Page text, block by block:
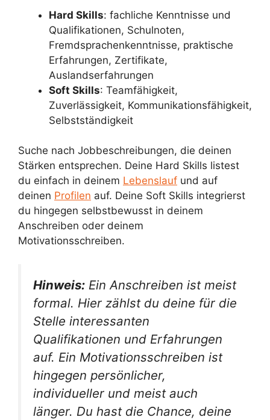
Hard Skills: fachliche Kenntnisse und
Qualifikationen, Schulnoten,
Fremdsprachenkenntnisse, praktische
Erfahrungen, Zertifikate,
Auslandserfahrungen
Soft Skills: Teamfähigkeit,
Zuverlässigkeit, Kommunikationsfähigkeit,
Selbstständigkeit
Suche nach Jobbeschreibungen, die deinen
Stärken entsprechen. Deine Hard Skills listest
du einfach in deinem Lebenslauf und auf
deinen Profilen auf. Deine Soft Skills integrierst
du hingegen selbstbewusst in deinem
Anschreiben oder deinem
Motivationsschreiben.
Hinweis: Ein Anschreiben ist meist
formal. Hier zählst du deine für die
Stelle interessanten
Qualifikationen und Erfahrungen
auf. Ein Motivationsschreiben ist
hingegen persönlicher,
individueller und meist auch
länger. Du hast die Chance, deine